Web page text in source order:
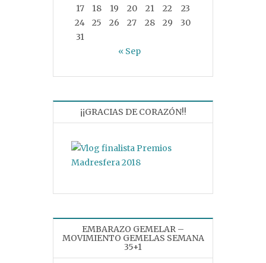
17
18 19 20 21 22
23
24
25 26 27 28 29
30
31
« Sep
¡¡GRACIAS DE CORAZÓN!!
EMBARAZO GEMELAR –
MOVIMIENTO GEMELAS SEMANA
35+1